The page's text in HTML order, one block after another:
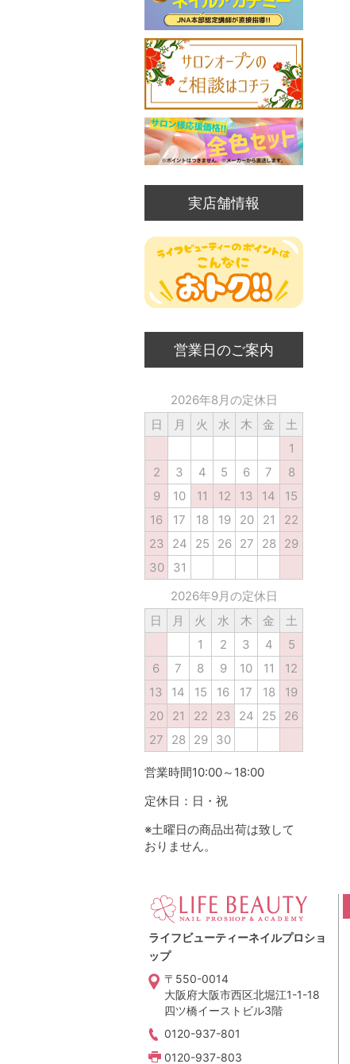
実店舗情報
営業日のご案内
2026年8月の定休日
日
月 火 水 木 金
土
1
2
3 4 5 6 7
8
9
10 11 12 13 14
15
16
17 18 19 20 21
22
23
24 25 26 27 28
29
30
31
2026年9月の定休日
日
月 火 水 木 金
土
1
2 3 4
5
6
7 8 9 10 11
12
13
14 15 16 17 18
19
20
21 22 23 24 25
26
27
28 29 30
営業時間10:00～18:00
定休日：日・祝
※土曜日の商品出荷は致して
おりません。
ライフビューティーネイルプロショ
ップ
〒550-0014
大阪府大阪市西区北堀江1-1-18
四ツ橋イーストビル3階
0120-937-801
0120-937-803